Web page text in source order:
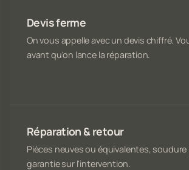
Devis ferme
On vous appelle avec un devis chiffré.
avant qu'on lance la réparation.
Réparation & retour
Pièces neuves ou équivalentes,
garantie sur l'intervention.